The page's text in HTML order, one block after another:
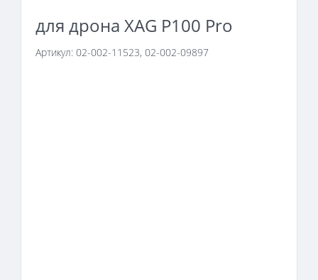
для дрона XAG P100 Pro
Артикул: 02-002-11523, 02-002-09897